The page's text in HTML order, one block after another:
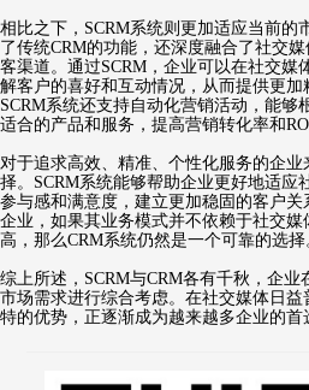
相比之下，SCRM系统则更加适应当前的
了传统CRM的功能，还深度融合了社交
客渠道。通过SCRM，企业可以在社交媒
解客户的喜好和互动情况，从而提供更加
SCRM系统还支持自动化营销活动，能够
适合的产品和服务，提高营销转化率和
对于追求高效、精准、个性化服务的企
择。SCRM系统能够帮助企业更好地适应
参与感和满意度，建立更加稳固的客户
企业，如果其业务模式并不依赖于社交
高，那么CRM系统仍然是一个可靠的选择
综上所述，SCRM与CRM各有千秋，企
市场需求进行综合考虑。在社交媒体日益
特的优势，正逐渐成为越来越多企业的首